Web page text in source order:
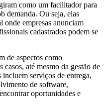
como um facilitador para
demanda. Ou seja, elas
empresas anunciam
cadastrados podem se
de aspectos como
casos, até mesmo da gestão de
serviços de entrega,
de software,
oportunidades e